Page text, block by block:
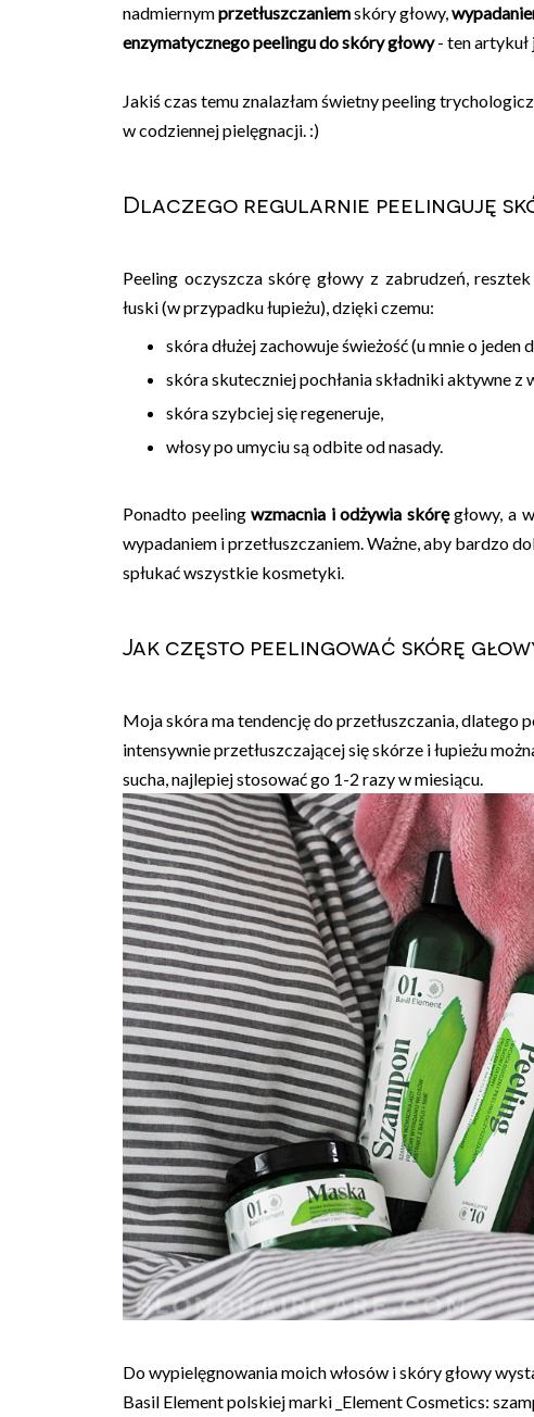
nadmiernymprzetłuszczaniemskóry głowy,
enzymatycznego peelingu do skóry głowy- ten artykuł
Jakiś czas temu znalazłam świetny peeling
w codziennej pielęgnacji. :)
Dlaczego regularnie peelinguję
Peeling oczyszcza skórę głowy z zabrudzeń,
łuski (w przypadku łupieżu), dzięki czemu:
skóra dłużej zachowuje świeżość (u mnie o jeden
skóra skuteczniej pochłania składniki aktywne z
skóra szybciej się regeneruje,
włosy po umyciu są odbite od nasady.
Ponadto peelingwzmacnia i odżywia skóręgłowy, a
wypadaniem i przetłuszczaniem. Ważne, aby bardzo
spłukać wszystkie kosmetyki.
Jak często peelingować skórę
Moja skóra ma tendencję do przetłuszczania, dlatego
intensywnie przetłuszczającej się skórze i łupieżu
sucha, najlepiej stosować go 1-2 razy w miesiącu.
Do wypielęgnowania moich włosów i skóry głowy
Basil Element polskiej marki _Element Cosmetics: